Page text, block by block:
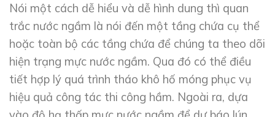
Nói một cách dễ hiểu và dễ hình dung thì quan
trắc nước ngầm là nói đến một tầng chứa cụ thể
hoặc toàn bộ các tầng chứa để chúng ta theo dõi
hiện trạng mực nước ngầm. Qua đó có thể điều
tiết hợp lý quá trình tháo khô hố móng phục vụ
hiệu quả công tác thi công hầm. Ngoài ra, dựa